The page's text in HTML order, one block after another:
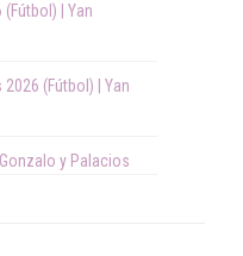
(Fútbol) | Yan
2026 (Fútbol) | Yan
y Palacios